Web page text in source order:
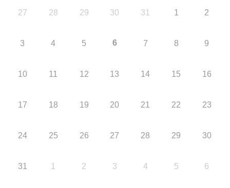
27 28 29 30 31 1 2
3 4 5 6 7 8 9
10 11 12 13 14 15 16
17 18 19 20 21 22 23
24 25 26 27 28 29 30
31 1 2 3 4 5 6